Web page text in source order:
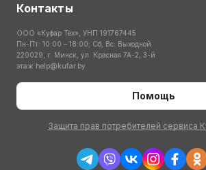
Контакты
ООО «Куфар Тех», УНП 191767445
Пн-Пт: 10:00 – 18:00; Сб, Вс: Выходной
220029, г. Минск, ул. Красная 7А-2, 3-й
этаж help@kufar.by
Помощь
Защита прав потребителей сервиса